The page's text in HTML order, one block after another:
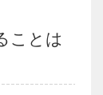
ことは